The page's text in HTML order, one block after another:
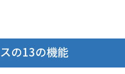
の13の機能